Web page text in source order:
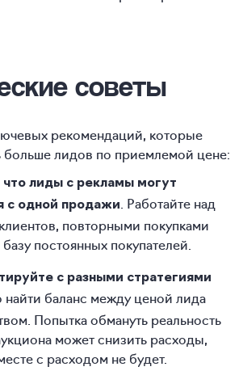
советы
рекомендаций, которые
больше лидов по приемлемой цене:
что лиды с рекламы могут
с одной продажи
. Работайте над
повторными покупками
постоянных покупателей.
с разными стратегиями
найти баланс между ценой лида
Попытка обмануть реальность
может снизить расходы,
с расходом не будет.